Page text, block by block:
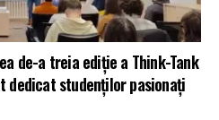
de-a treia ediție a Think-Tank
dedicat studenților pasionați